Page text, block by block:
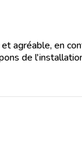
agréable, en
de